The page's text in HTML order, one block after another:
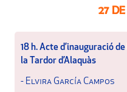
27
18 h. Acte d’inauguració
la Tardor d’Alaquàs
- Elvira García Campos